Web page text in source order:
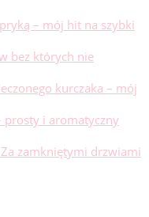
– mój hit na szybki
bez których nie
kurczaka – mój
prosty i aromatyczny
Za zamkniętymi drzwiami